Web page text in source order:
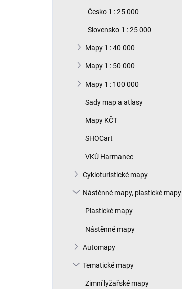
Česko 1 : 25 000
Slovensko 1 : 25 000
Mapy 1 : 40 000
Mapy 1 : 50 000
Mapy 1 : 100 000
Sady map a atlasy
Mapy KČT
SHOCart
VKÚ Harmanec
Cykloturistické mapy
Nástěnné mapy, plastické mapy
Plastické mapy
Nástěnné mapy
Automapy
Tematické mapy
Zimní lyžařské mapy